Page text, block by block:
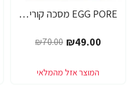
EGG PORE מסכה קוריאנית לניקוי ראשים שחורים 30 גרם - מבית Tony Moly
₪49.00
₪70.00